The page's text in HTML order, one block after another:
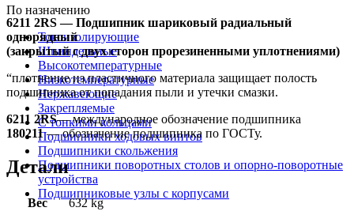
По назначению
Токоизолирующие
Шпиндельные
Высокотемпературные
Низкотемпературные
Нержавеющие
Закрепляемые
С тонкими кольцами
Подшипники ходовых винтов
Подшипники скольжения
Подшипники поворотных столов и опорно-поворотные
устройства
Подшипниковые узлы с корпусами
6211 2RS — Подшипник шариковый радиальный
однорядный
(закрытый с двух сторон прорезиненными уплотнениями)
“плотнение из пластичного материала защищает полость
подшипника от попадания пыли и утечки смазки.
6211 2RS— международное обозначение подшипника
180211— обозначение подшипника по ГОСТу.
Детали
Вес
632 kg